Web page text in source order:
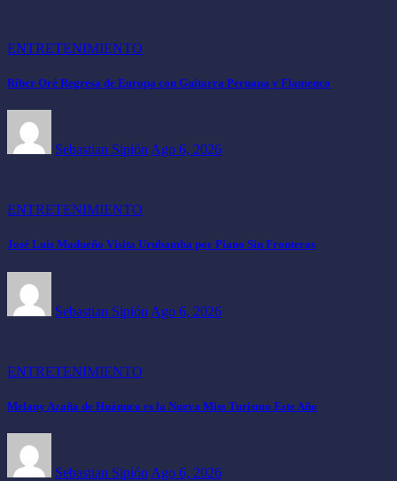
ENTRETENIMIENTO
Riber Oré Regresa de Europa con Guitarra Peruana y Flamenco
Sebastian Sipión Ago 6, 2026
ENTRETENIMIENTO
José Luis Madueño Visita Urubamba por Piano Sin Fronteras
Sebastian Sipión Ago 6, 2026
ENTRETENIMIENTO
Melany Azaña de Huánuco es la Nueva Miss Turismo Este Año
Sebastian Sipión Ago 6, 2026